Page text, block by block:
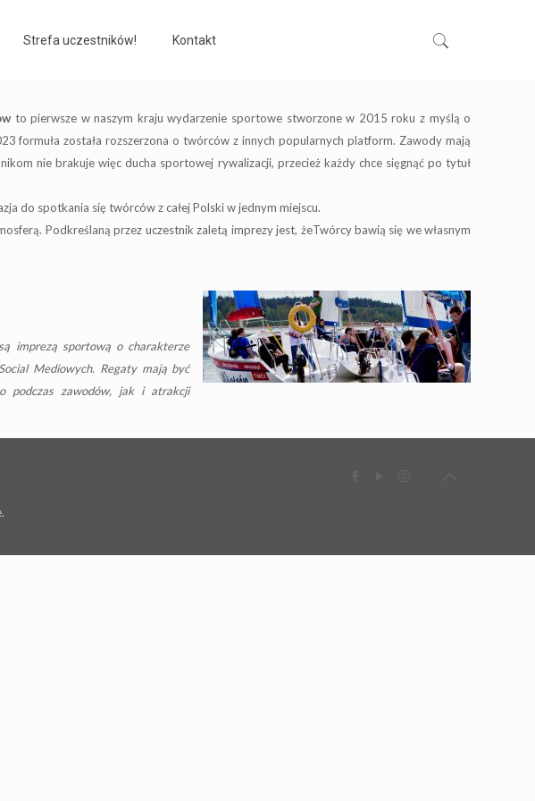
Strefa uczestników! Kontakt
to pierwsze w naszym kraju wydarzenie sportowe stworzone w 2015 roku z myślą o
formuła została rozszerzona o twórców z innych popularnych platform. Zawody mają
nie brakuje więc ducha sportowej rywalizacji, przecież każdy chce sięgnąć po tytuł
do spotkania się twórców z całej Polski w jednym miejscu.
Podkreślaną przez uczestnik zaletą imprezy jest, żeTwórcy bawią się we własnym
imprezą sportową o charakterze
Mediowych. Regaty mają być
podczas zawodów, jak i atrakcji